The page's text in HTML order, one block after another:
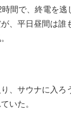
間で、終電を逃
、平日昼間は誰
、サウナに入ろ
いた。